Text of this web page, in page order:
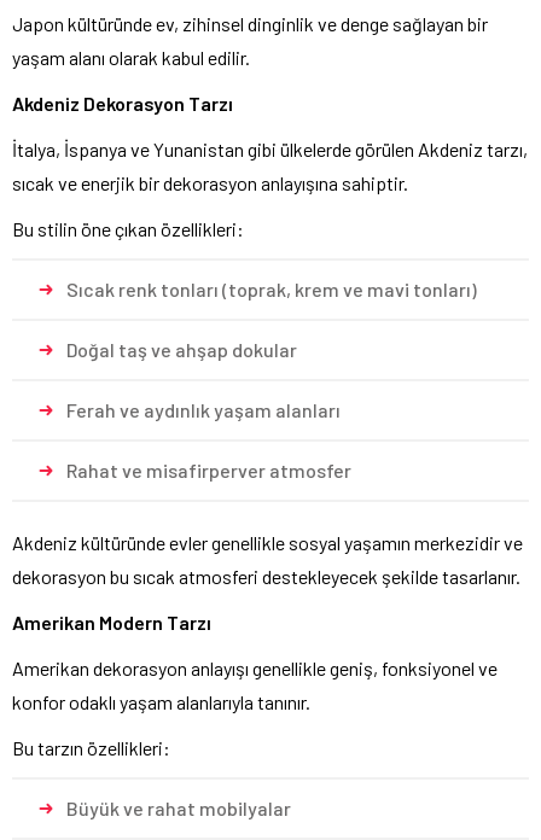
Japon kültüründe ev, zihinsel dinginlik ve denge sağlayan bir
yaşam alanı olarak kabul edilir.
Akdeniz Dekorasyon Tarzı
İtalya, İspanya ve Yunanistan gibi ülkelerde görülen Akdeniz tarzı,
sıcak ve enerjik bir dekorasyon anlayışına sahiptir.
Bu stilin öne çıkan özellikleri:
Sıcak renk tonları (toprak, krem ve mavi tonları)
Doğal taş ve ahşap dokular
Ferah ve aydınlık yaşam alanları
Rahat ve misafirperver atmosfer
Akdeniz kültüründe evler genellikle sosyal yaşamın merkezidir ve
dekorasyon bu sıcak atmosferi destekleyecek şekilde tasarlanır.
Amerikan Modern Tarzı
Amerikan dekorasyon anlayışı genellikle geniş, fonksiyonel ve
konfor odaklı yaşam alanlarıyla tanınır.
Bu tarzın özellikleri:
Büyük ve rahat mobilyalar